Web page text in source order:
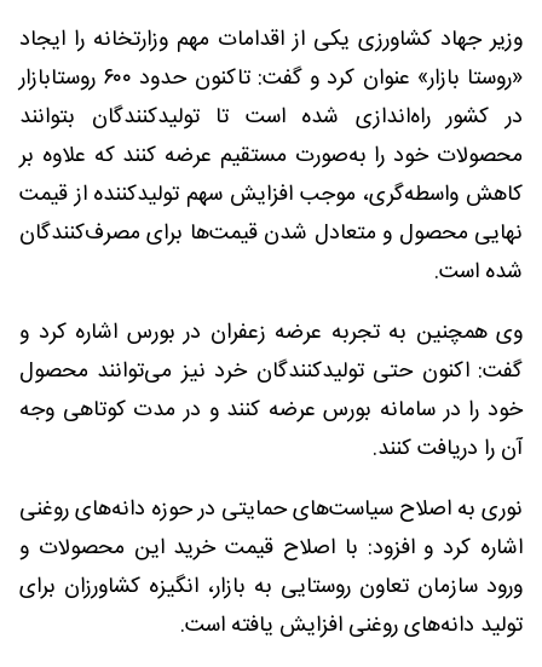
وزیر جهاد کشاورزی یکی از اقدامات مهم وزارتخانه را ایجاد
«روستا بازار» عنوان کرد و گفت: تاکنون حدود ۶۰۰ روستابازار
در کشور راه‌اندازی شده است تا تولیدکنندگان بتوانند
محصولات خود را به‌صورت مستقیم عرضه کنند که علاوه بر
کاهش واسطه‌گری، موجب افزایش سهم تولیدکننده از قیمت
نهایی محصول و متعادل شدن قیمت‌ها برای مصرف‌کنندگان
شده است.
وی همچنین به تجربه عرضه زعفران در بورس اشاره کرد و
گفت: اکنون حتی تولیدکنندگان خرد نیز می‌توانند محصول
خود را در سامانه بورس عرضه کنند و در مدت کوتاهی وجه
آن را دریافت کنند.
نوری به اصلاح سیاست‌های حمایتی در حوزه دانه‌های روغنی
اشاره کرد و افزود: با اصلاح قیمت خرید این محصولات و
ورود سازمان تعاون روستایی به بازار، انگیزه کشاورزان برای
تولید دانه‌های روغنی افزایش یافته است.